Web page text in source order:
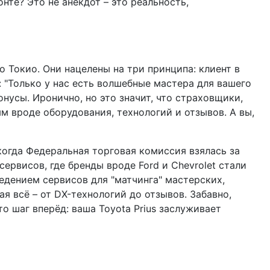
Токио. Они нацелены на три принципа: клиент в
у нас есть волшебные мастера для вашего
Иронично, но это значит, что страховщики,
вроде оборудования, технологий и отзывов. А вы,
Федеральная торговая комиссия взялась за
где бренды вроде Ford и Chevrolet стали
сервисов для "матчинга" мастерских,
всё – от DX-технологий до отзывов. Забавно,
шаг вперёд: ваша Toyota Prius заслуживает